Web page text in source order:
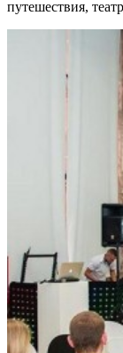
путешествия, театр